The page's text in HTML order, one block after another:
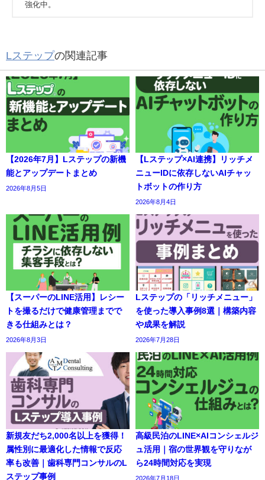
強化中。
Lステップの関連記事
【2026年7月】Lステップの新機
能とアップデートまとめ
2026年8月5日
【Lステップ×AI連携】リッチメ
ニューIDに依存しないAIチャッ
トボットの作り方
2026年8月4日
【スーパーのLINE活用】レシー
トを撮るだけで健康管理までで
きる仕組みとは？
2026年8月3日
Lステップの「リッチメニュー」
を使った導入事例8選｜構築内容
や成果を解説
2026年7月28日
新規友だち2,000名以上を獲得！
属性別に最適化した情報で反応
率も改善｜歯科専門コンサルのL
ステップ事例
高級民泊のLINE×AIコンシェルジ
ュ活用｜宿の世界観を守りなが
ら24時間対応を実現
2026年7月18日